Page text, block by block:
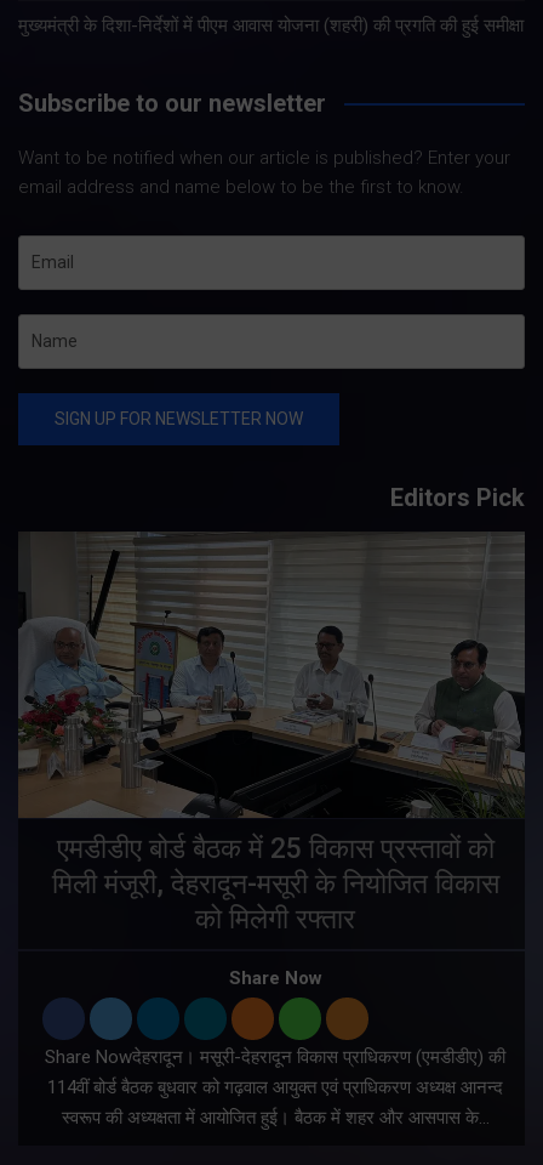
मुख्यमंत्री के दिशा-निर्देशों में पीएम आवास योजना (शहरी) की प्रगति की हुई समीक्षा
Subscribe to our newsletter
Want to be notified when our article is published? Enter your
email address and name below to be the first to know.
Editors Pick
एमडीडीए बोर्ड बैठक में 25 विकास प्रस्तावों को
मिली मंजूरी, देहरादून-मसूरी के नियोजित विकास
को मिलेगी रफ्तार
Share Now
Share Nowदेहरादून। मसूरी-देहरादून विकास प्राधिकरण (एमडीडीए) की
114वीं बोर्ड बैठक बुधवार को गढ़वाल आयुक्त एवं प्राधिकरण अध्यक्ष आनन्द
स्वरूप की अध्यक्षता में आयोजित हुई। बैठक में शहर और आसपास के…